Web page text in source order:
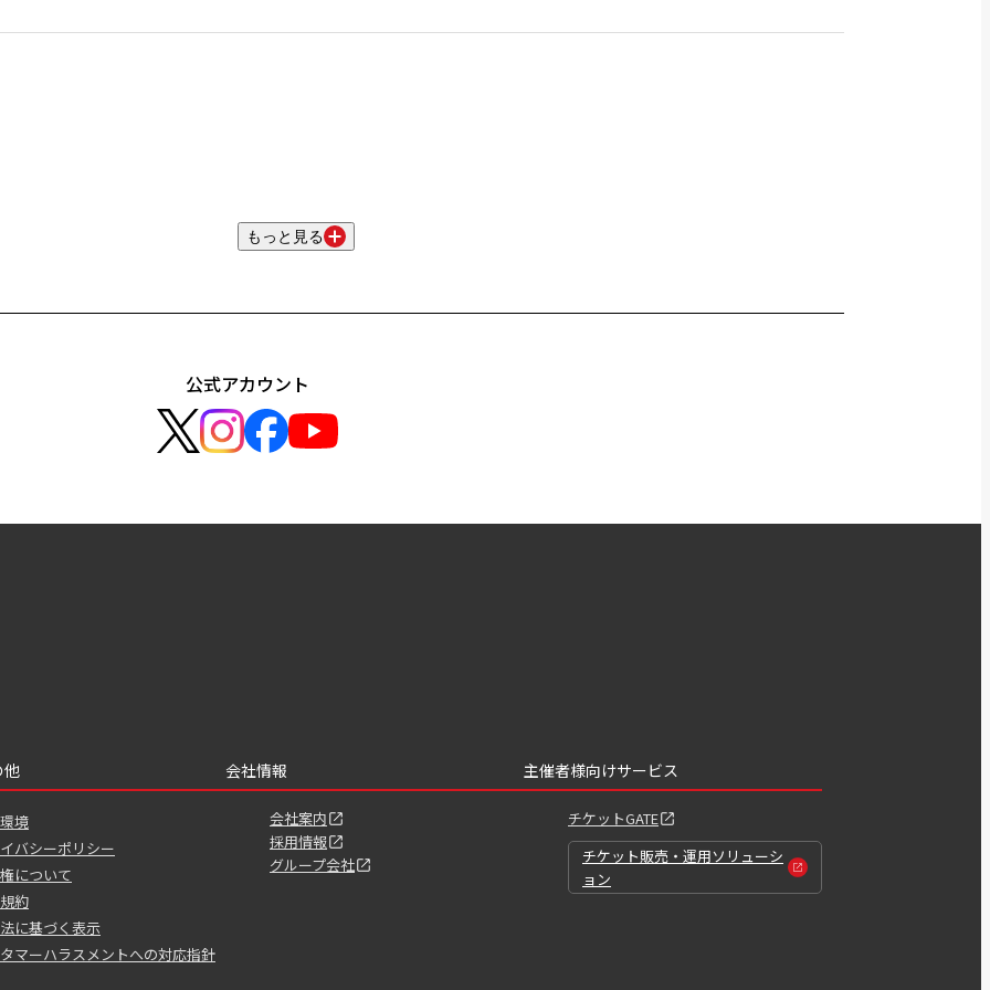
もっと見る
公式アカウント
他
境
バシーポリシー
について
約
に基づく表示
マーハラスメントへの対応指針
会社情報
会社案内
採用情報
グループ会社
主催者様向けサービス
チケットGATE
チケット販売・運用ソリューシ
ョン